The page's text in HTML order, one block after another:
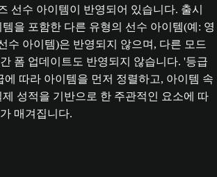
선수 아이템이 반영되어 있습니다. 출시
을 포함한 다른 유형의 선수 아이템(예: 영
수 아이템)은 반영되지 않으며, 다른 모드
폼 업데이트도 반영되지 않습니다. '등급
에 따라 아이템을 먼저 정렬하고, 아이템 속
성적을 기반으로 한 주관적인 요소에 따
매겨집니다.